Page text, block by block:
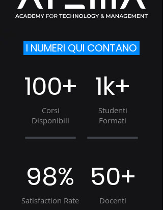
I NUMERI QUI CONTANO
100+
Corsi
Disponibili
1k+
Studenti
Formati
98%
Satisfaction Rate
50+
Docenti